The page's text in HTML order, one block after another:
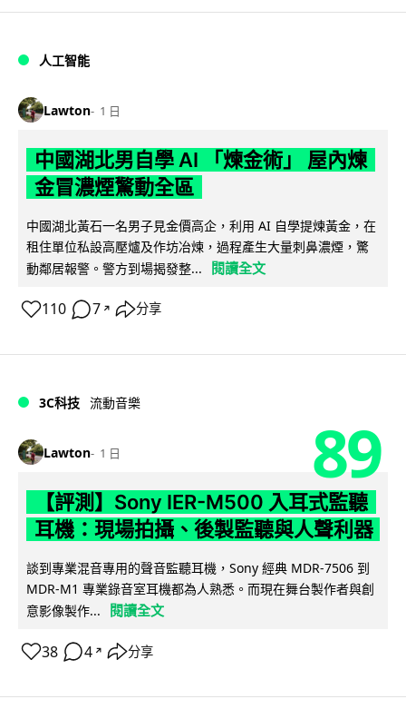
人工智能
Lawton 1 日
中國湖北男自學 AI 「煉金術」 屋內煉
金冒濃煙驚動全區
中國湖北黃石一名男子見金價高企，利用 AI 自學提煉黃金，在
租住單位私設高壓爐及作坊冶煉，過程產生大量刺鼻濃煙，驚
動鄰居報警。警方到場揭發整...
閱讀全文
110 7 ↗ 分享
3C科技 流動音樂
Lawton 1 日 89
【評測】Sony IER-M500 入耳式監聽
耳機：現場拍攝、後製監聽與人聲利器
談到專業混音專用的聲音監聽耳機，Sony 經典 MDR-7506 到
MDR-M1 專業錄音室耳機都為人熟悉。而現在舞台製作者與創
意影像製作...
閱讀全文
38 4 ↗ 分享